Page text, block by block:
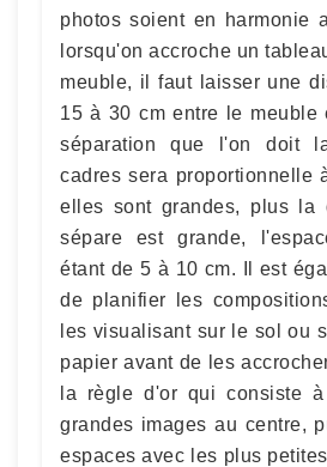
photos soient en harmonie
lorsqu'on accroche un
meuble, il faut laisser une
15 à 30 cm entre le meuble
séparation que l'on doit
cadres sera proportionnelle
elles sont grandes, plus la
sépare est grande,
étant de 5 à 10 cm. Il est
de planifier les
les visualisant sur le sol ou
papier avant de les
la règle d'or qui consiste
grandes images au centre,
espaces avec les plus